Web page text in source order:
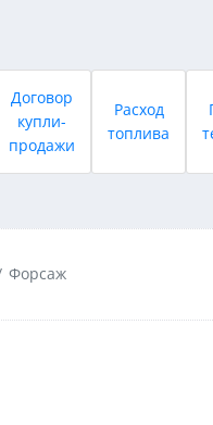
Договор
купли-
продажи
Расход
топлива
Форсаж